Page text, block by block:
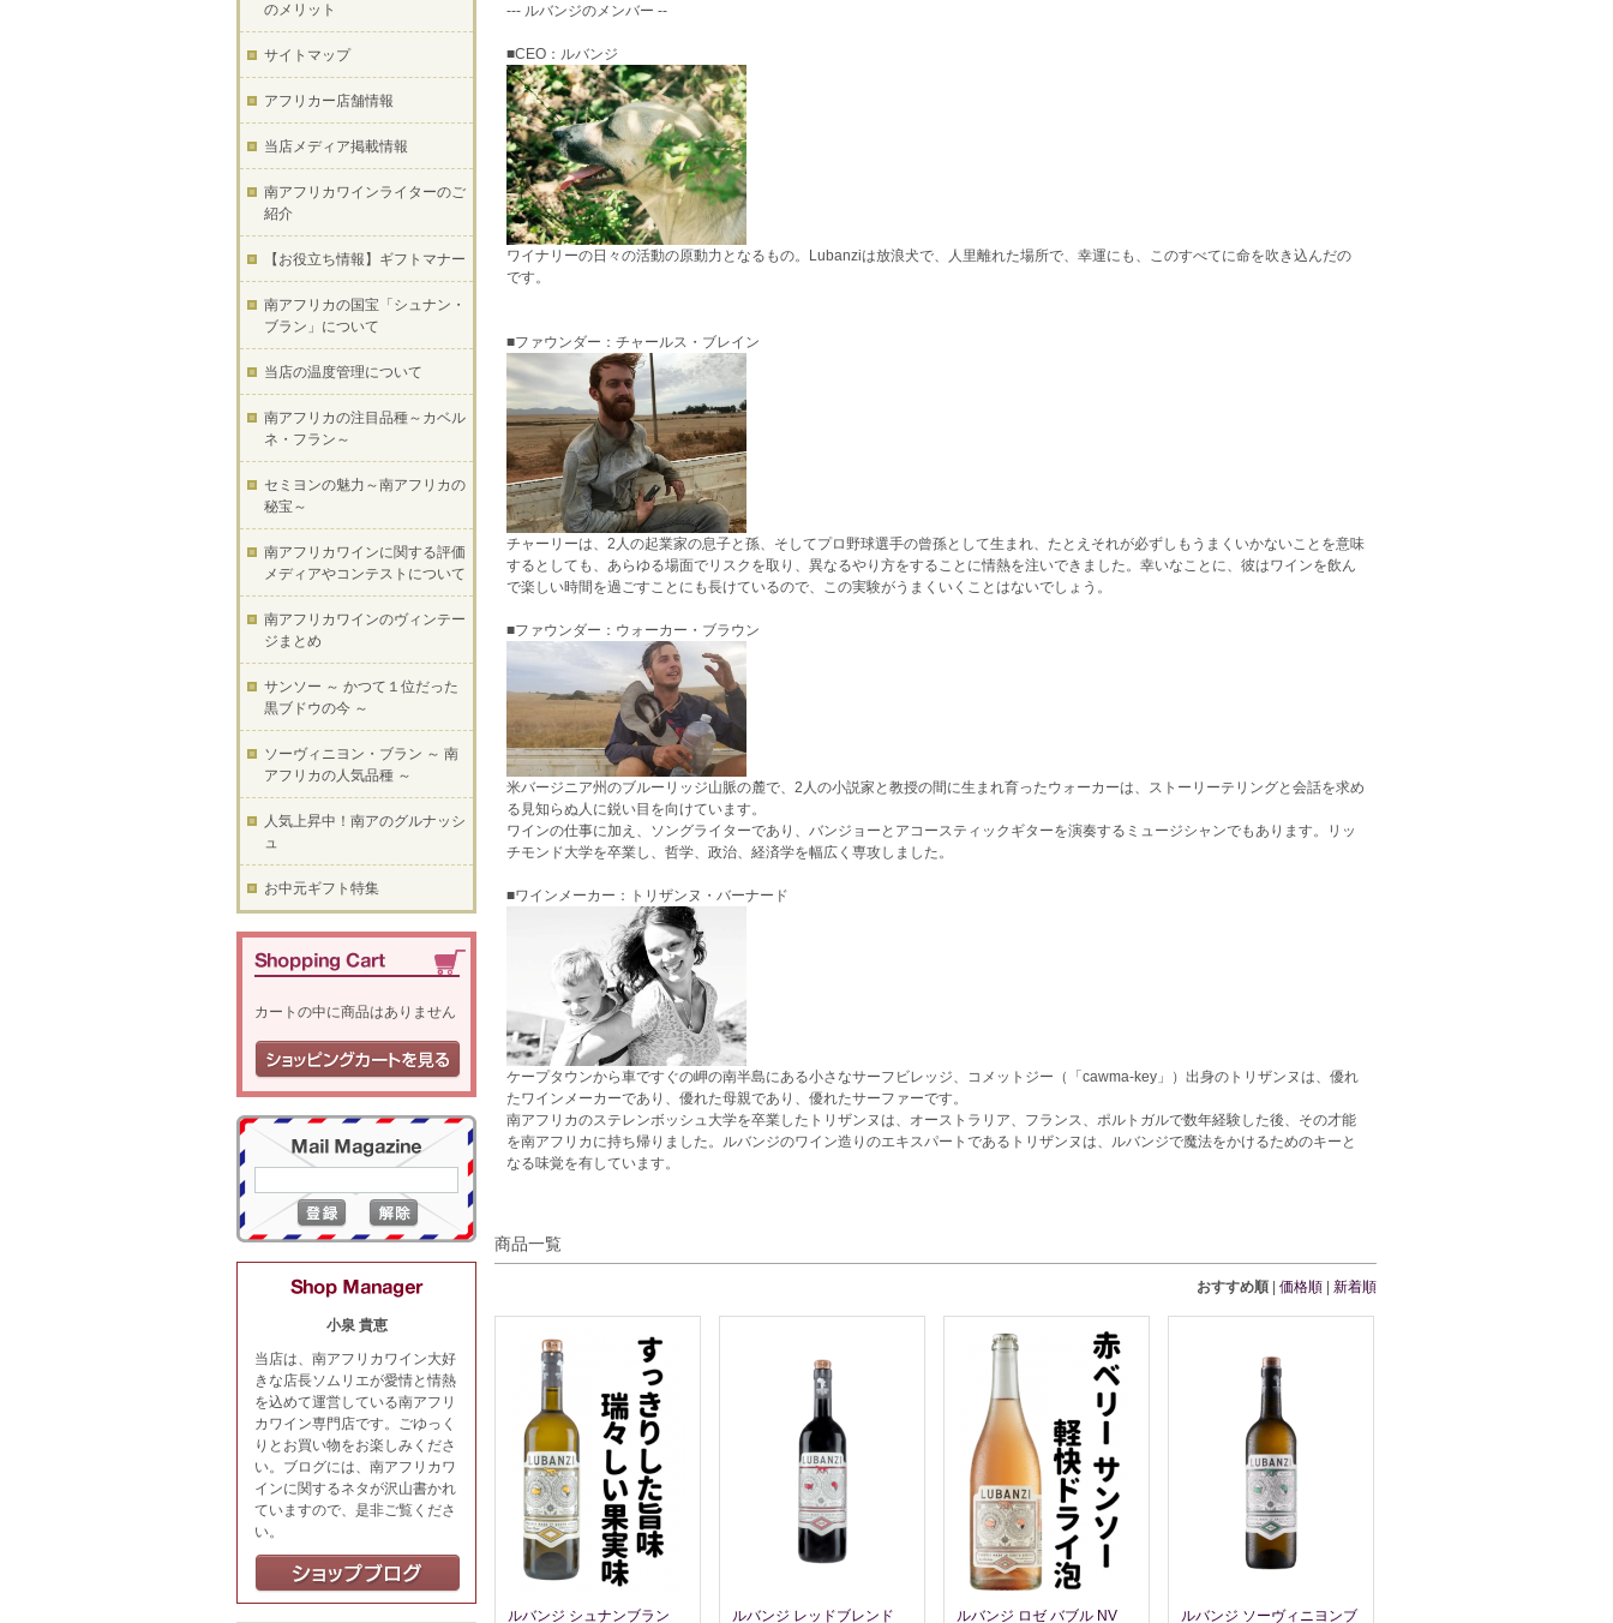
--- ルバンジのメンバー --
■CEO：ルバンジ
ワイナリーの日々の活動の原動力となるもの。Lubanziは放浪犬で、人里離れた場所で、幸運にも、このすべてに命を吹き込んだの
です。
■ファウンダー：チャールス・ブレイン
チャーリーは、2人の起業家の息子と孫、そしてプロ野球選手の曾孫として生まれ、たとえそれが必ずしもうまくいかないことを意味
するとしても、あらゆる場面でリスクを取り、異なるやり方をすることに情熱を注いできました。幸いなことに、彼はワインを飲ん
で楽しい時間を過ごすことにも長けているので、この実験がうまくいくことはないでしょう。
■ファウンダー：ウォーカー・ブラウン
米バージニア州のブルーリッジ山脈の麓で、2人の小説家と教授の間に生まれ育ったウォーカーは、ストーリーテリングと会話を求め
る見知らぬ人に鋭い目を向けています。
ワインの仕事に加え、ソングライターであり、バンジョーとアコースティックギターを演奏するミュージシャンでもあります。リッ
チモンド大学を卒業し、哲学、政治、経済学を幅広く専攻しました。
■ワインメーカー：トリザンヌ・バーナード
ケープタウンから車ですぐの岬の南半島にある小さなサーフビレッジ、コメットジー（「cawma-key」）出身のトリザンヌは、優れ
たワインメーカーであり、優れた母親であり、優れたサーファーです。
南アフリカのステレンボッシュ大学を卒業したトリザンヌは、オーストラリア、フランス、ポルトガルで数年経験した後、その才能
を南アフリカに持ち帰りました。ルバンジのワイン造りのエキスパートであるトリザンヌは、ルバンジで魔法をかけるためのキーと
なる味覚を有しています。
商品一覧
おすすめ順 価格順 新着順
ルバンジ シュナンブラン ルバンジ レッドブレンド ルバンジ ロゼ バブル NV ルバンジ ソーヴィニヨンブ
のメリット
サイトマップ
アフリカー店舗情報
当店メディア掲載情報
南アフリカワインライターのご
紹介
【お役立ち情報】ギフトマナー
南アフリカの国宝「シュナン・
ブラン」について
当店の温度管理について
南アフリカの注目品種～カベル
ネ・フラン～
セミヨンの魅力～南アフリカの
秘宝～
南アフリカワインに関する評価
メディアやコンテストについて
南アフリカワインのヴィンテー
ジまとめ
サンソー ～ かつて１位だった
黒ブドウの今 ～
ソーヴィニヨン・ブラン ～ 南
アフリカの人気品種 ～
人気上昇中！南アのグルナッシ
ュ
お中元ギフト特集
カートの中に商品はありません
小泉 貴恵
当店は、南アフリカワイン大好
きな店長ソムリエが愛情と情熱
を込めて運営している南アフリ
カワイン専門店です。ごゆっく
りとお買い物をお楽しみくださ
い。ブログには、南アフリカワ
インに関するネタが沢山書かれ
ていますので、是非ご覧くださ
い。